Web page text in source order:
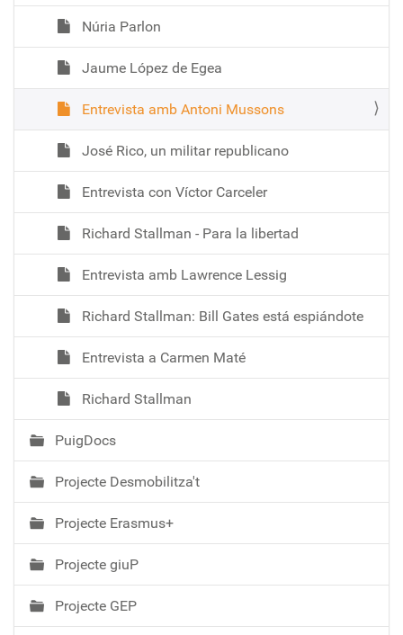
Núria Parlon
Jaume López de Egea
Entrevista amb Antoni Mussons
José Rico, un militar republicano
Entrevista con Víctor Carceler
Richard Stallman - Para la libertad
Entrevista amb Lawrence Lessig
Richard Stallman: Bill Gates está espiándote
Entrevista a Carmen Maté
Richard Stallman
PuigDocs
Projecte Desmobilitza't
Projecte Erasmus+
Projecte giuP
Projecte GEP